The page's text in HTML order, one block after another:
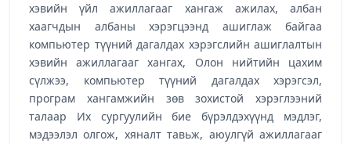
хэвийн үйл ажиллагааг хангаж ажилах, албан
хаагчдын албаны хэрэгцээнд ашиглаж байгаа
компьютер түүний дагалдах хэрэгслийн ашиглалтын
хэвийн ажиллагааг хангах, Олон нийтийн цахим
сүлжээ, компьютер түүний дагалдах хэрэгсэл,
програм хангамжийн зөв зохистой хэрэглээний
талаар Их сургуулийн бие бүрэлдэхүүнд мэдлэг,
мэдээлэл олгож, хяналт тавьж, аюулгүй ажиллагааг